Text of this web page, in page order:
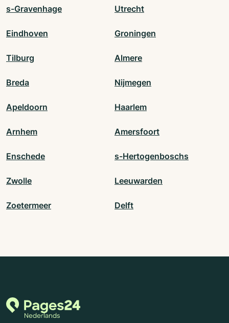
s-Gravenhage Utrecht
Eindhoven Groningen
Tilburg Almere
Breda Nijmegen
Apeldoorn Haarlem
Arnhem Amersfoort
Enschede s-Hertogenboschs
Zwolle Leeuwarden
Zoetermeer Delft